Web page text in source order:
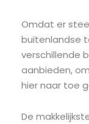
Omdat er
buitenlandse
verschillende
aanbieden,
hier naar toe
De